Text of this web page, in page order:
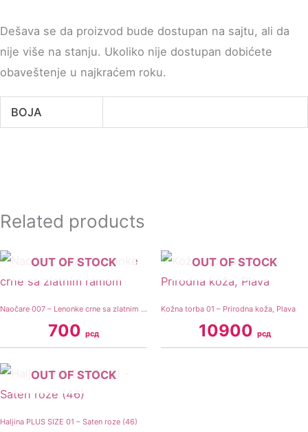
Dešava se da proizvod bude dostupan na sajtu, ali da
nije više na stanju. Ukoliko nije dostupan dobićete
obaveštenje u najkraćem roku.
BOJA
Related products
OUT OF STOCK
Naočare 007 – Lenonke crne sa zlatnim ramom
700 рсд
OUT OF STOCK
Kožna torba 01 – Prirodna koža, Plava
10900 рсд
OUT OF STOCK
Haljina PLUS SIZE 01 – Saten roze (46)